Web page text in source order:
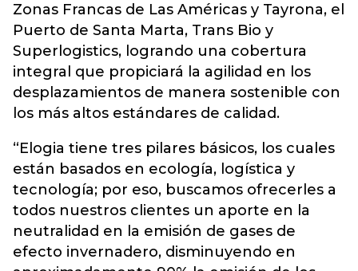
Zonas Francas de Las Américas y Tayrona, el
Puerto de Santa Marta, Trans Bio y
Superlogistics, logrando una cobertura
integral que propiciará la agilidad en los
desplazamientos de manera sostenible con
los más altos estándares de calidad.
“Elogia tiene tres pilares básicos, los cuales
están basados en ecología, logística y
tecnología; por eso, buscamos ofrecerles a
todos nuestros clientes un aporte en la
neutralidad en la emisión de gases de
efecto invernadero, disminuyendo en